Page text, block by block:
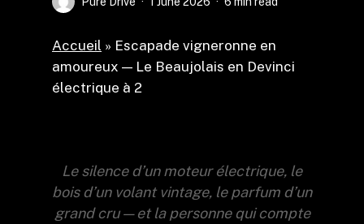
Accueil » Escapade vigneronne en
amoureux — Le Beaujolais en Devinci
électrique à 2
Le silence d’un moteur électrique, le
bois d’un volant vintage, le parfum d’un
grand cru — et la personne qui compte